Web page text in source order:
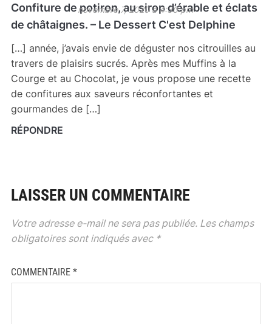
Confiture de potiron, au sirop d’érable et éclats
de châtaignes. – Le Dessert C'est Delphine
novembre 7, 2020 à 4:30 pm
[…] année, j’avais envie de déguster nos citrouilles au
travers de plaisirs sucrés. Après mes Muffins à la
Courge et au Chocolat, je vous propose une recette
de confitures aux saveurs réconfortantes et
gourmandes de […]
RÉPONDRE
LAISSER UN COMMENTAIRE
Votre adresse e-mail ne sera pas publiée. Les champs
obligatoires sont indiqués avec *
COMMENTAIRE *